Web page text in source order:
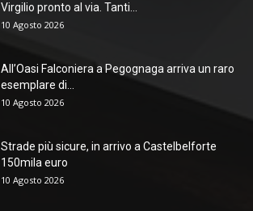
Virgilio pronto al via. Tanti...
10 Agosto 2026
All’Oasi Falconiera a Pegognaga arriva un raro
esemplare di...
10 Agosto 2026
Strade più sicure, in arrivo a Castelbelforte
150mila euro
10 Agosto 2026